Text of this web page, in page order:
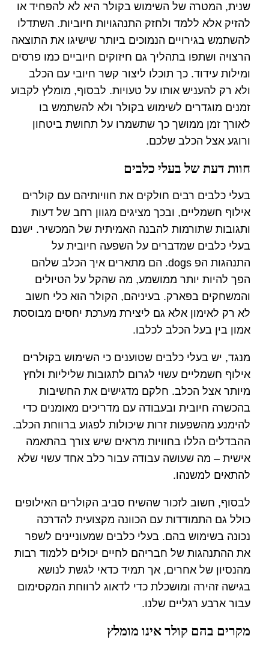
שנית, המטרה של השימוש בקולר היא לא להפחיד או
להזיק אלא ללמד ולחזק התנהגויות חיוביות. השתדלו
להשתמש בגירויים הנמוכים ביותר שישיגו את התוצאה
הרצויה ושתפו בתהליך גם חיזוקים חיוביים כמו פרסים
ומילות עידוד. כך תוכלו ליצור קשר חיובי עם הכלב
ולא רק להעניש אותו על טעויות. לבסוף, מומלץ לקבוע
זמנים מוגדרים לשימוש בקולר ולא להשתמש בו
לאורך זמן ממושך כך שתשמרו על תחושת ביטחון
ורוגע אצל הכלב שלכם.
חוות דעת של בעלי כלבים
בעלי כלבים רבים חולקים את חוויותיהם עם קולרים
אילוף חשמליים, ובכך מציגים מגוון רחב של דעות
ותגובות שתורמות להבנה האמיתית של המכשיר. ישנם
בעלי כלבים שמדברים על השפעה חיובית על
התנהגות הפ dogs. הם מתארים איך הכלב שלהם
הפך להיות יותר ממושמע, מה שהקל על הטיולים
והמשחקים בפארק. בעיניהם, הקולר הוא כלי חשוב
לא רק לאימון אלא גם ליצירת מערכת יחסים מבוססת
אמון בין בעל הכלב לכלבו.
מנגד, יש בעלי כלבים שטוענים כי השימוש בקולרים
אילוף חשמליים עשוי לגרום לתגובות שליליות ולחץ
מיותר אצל הכלב. חלקם מדגישים את החשיבות
בהכשרה חיובית ובעבודה עם מדריכים מאומנים כדי
להימנע מהשפעות זרות שיכולות לפגוע ברווחת הכלב.
ההבדלים הללו בחוויות מראים שיש צורך בהתאמה
אישית – מה שעושה עבודה עבור כלב אחד עשוי שלא
להתאים למשנהו.
לבסוף, חשוב לזכור שהשיח סביב הקולרים האילופים
כולל גם התמודדות עם הכוונה מקצועית להדרכה
נכונה בשימוש בהם. בעלי כלבים שמעוניינים לשפר
את ההתנהגות של חבריהם לחיים יכולים ללמוד רבות
מהנסיון של אחרים, אך תמיד כדאי לגשת לנושא
בגישה זהירה ומושכלת כדי לדאוג לרווחת המקסימום
עבור ארבע רגליים שלנו.
מקרים בהם קולר אינו מומלץ